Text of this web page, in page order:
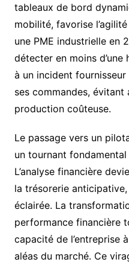
tableaux de bord
mobilité, favorise
une PME industrielle en
détecter en moins
à un incident
ses commandes, évitant
production coûteuse.
Le passage vers un
un tournant
L’analyse financière
la trésorerie
éclairée. La
performance financière
capacité de l’entreprise
aléas du marché. Ce